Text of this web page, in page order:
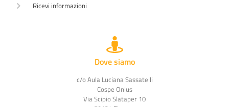
Ricevi informazioni
Dove siamo
c/o Aula Luciana Sassatelli
Cospe Onlus
Via Scipio Slataper 10